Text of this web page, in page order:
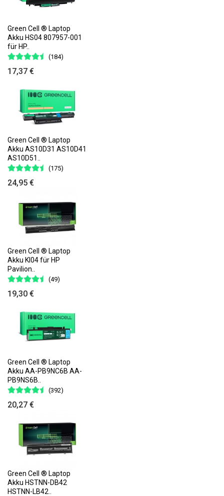
Green Cell ® Laptop
Akku HS04 807957-001
für HP..
(184)
17,37 €
Green Cell ® Laptop
Akku AS10D31 AS10D41
AS10D51..
(175)
24,95 €
Green Cell ® Laptop
Akku KI04 für HP
Pavilion..
(49)
19,30 €
Green Cell ® Laptop
Akku AA-PB9NC6B AA-
PB9NS6B..
(392)
20,27 €
Green Cell ® Laptop
Akku HSTNN-DB42
HSTNN-LB42..